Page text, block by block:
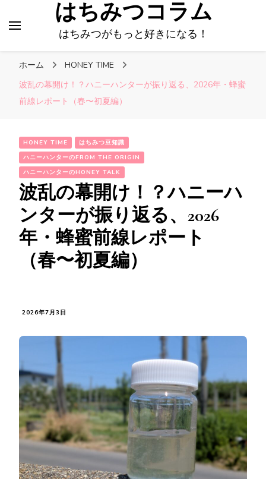
はちみつコラム
はちみつがもっと好きになる！
ホーム
HONEY TIME
波乱の幕開け！？ハニーハンターが振り返る、2026年・蜂蜜
前線レポート（春〜初夏編）
HONEY TIME
はちみつ豆知識
ハニーハンターのFROM THE ORIGIN
ハニーハンターのHONEY TALK
波乱の幕開け！？ハニーハ
ンターが振り返る、2026
年・蜂蜜前線レポート
（春〜初夏編）
2026年7月3日